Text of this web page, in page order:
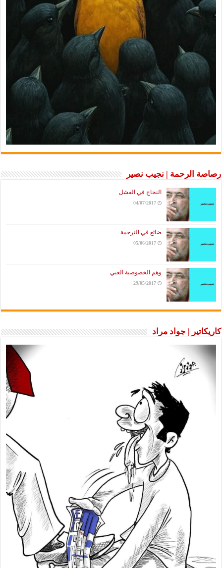
رصاصة الرحمة | نجيب نصير
النجاح في الفشل
04/07/2017
ضائع في الترجمة
05/06/2017
وهم الخصوصية الغبي
29/05/2017
كاريكاتير | جواد مراد